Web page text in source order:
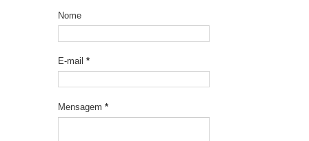
Nome
E-mail *
Mensagem *